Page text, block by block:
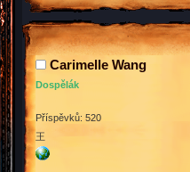
Carimelle Wang
Dospělák
Příspěvků: 520
王